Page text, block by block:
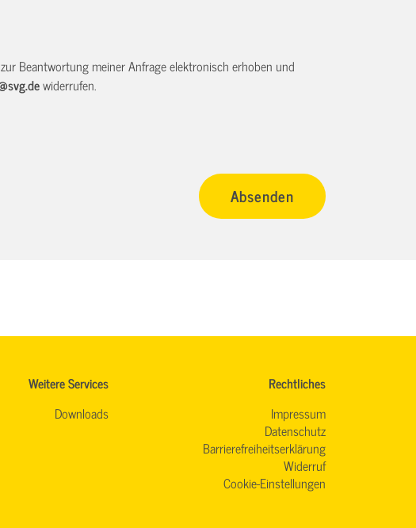
Beantwortung meiner Anfrage elektronisch erhoben und
widerrufen.
Weitere Services
Downloads
Rechtliches
Impressum
Datenschutz
Barrierefreiheitserklärung
Widerruf
Cookie-Einstellungen